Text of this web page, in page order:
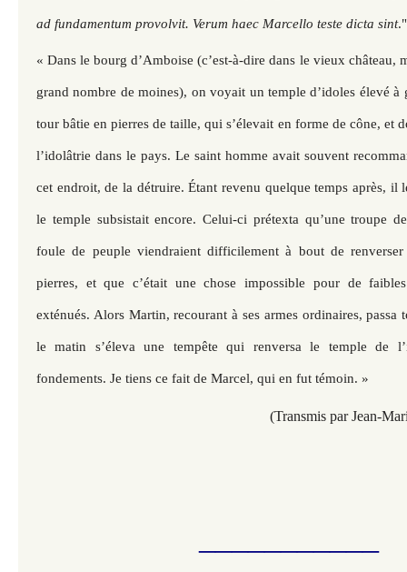
ad fundamentum provolvit. Verum haec Marcello teste dicta sint."
« Dans le bourg d’Amboise (c’est-à-dire dans le vieux château,
grand nombre de moines), on voyait un temple d’idoles élevé à
tour bâtie en pierres de taille, qui s’élevait en forme de cône, et
l’idolâtrie dans le pays. Le saint homme avait souvent
cet endroit, de la détruire. Étant revenu quelque temps après, il
le temple subsistait encore. Celui-ci prétexta qu’une troupe
foule de peuple viendraient difficilement à bout de
pierres, et que c’était une chose impossible pour de
exténués. Alors Martin, recourant à ses armes ordinaires, passa
le matin s’éleva une tempête qui renversa le temple de
fondements. Je tiens ce fait de Marcel, qui en fut témoin. »
(Transmis par Jean-